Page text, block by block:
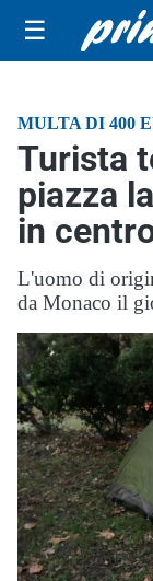
☰
MULTA DI 400
Turista
piazza
in
L'uomo di
da Monaco il